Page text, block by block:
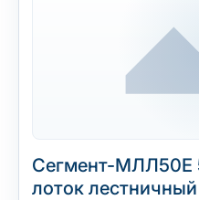
Сегмент-МЛЛ50Е
лоток